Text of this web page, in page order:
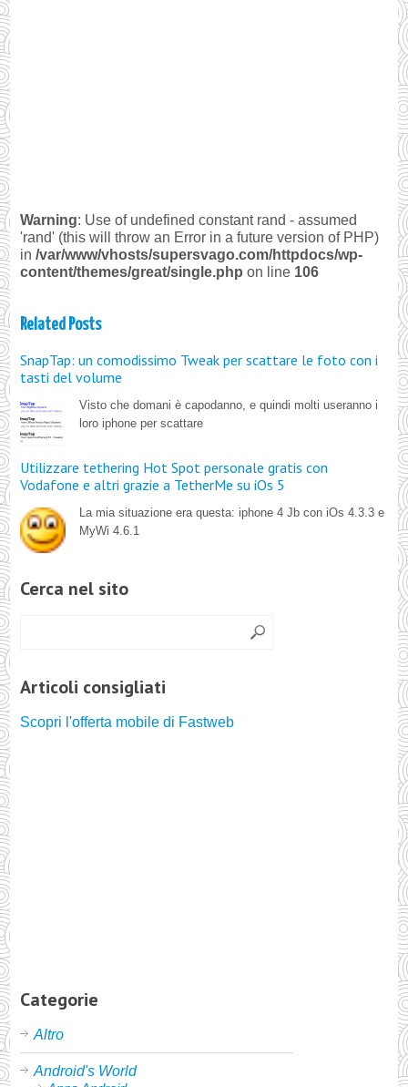
Warning: Use of undefined constant rand - assumed
'rand' (this will throw an Error in a future version of PHP)
in/var/www/vhosts/supersvago.com/httpdocs/wp-
content/themes/great/single.php on line 106
Related Posts
SnapTap: un comodissimo Tweak per scattare le foto con i
tasti del volume
Visto che domani è capodanno, e quindi molti useranno i
loro iphone per scattare
Utilizzare tethering Hot Spot personale gratis con
Vodafone e altri grazie a TetherMe su iOs 5
La mia situazione era questa: iphone 4 Jb con iOs 4.3.3 e
MyWi 4.6.1
Cerca nel sito
Articoli consigliati
Scopri l'offerta mobile di Fastweb
Categorie
Altro
Android's World